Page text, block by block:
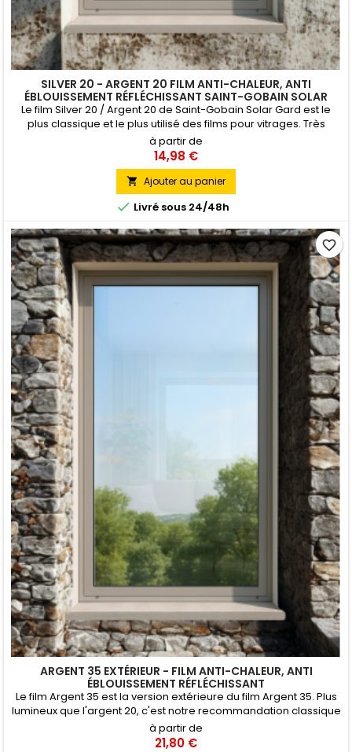
SILVER 20 - ARGENT 20 FILM ANTI-CHALEUR, ANTI
ÉBLOUISSEMENT RÉFLÉCHISSANT SAINT-GOBAIN SOLAR
GARD
Le film Silver 20 / Argent 20 de Saint-Gobain Solar Gard est le
plus classique et le plus utilisé des films pour vitrages. Très
efficace contre l'éblouissement et la chaleur, il est
principalement appliqué sur des surfaces vitrées de bureaux,
d'établissements administratifs ou scolaires.Il bénéficie de l'Avis
Technique favorable du CSTB. Pose Intérieure
à partir de
14,98 €
 Ajouter au panier
 Livré sous 24/48h
ARGENT 35 EXTÉRIEUR - FILM ANTI-CHALEUR, ANTI
ÉBLOUISSEMENT RÉFLÉCHISSANT
Le film Argent 35 est la version extérieure du film Argent 35. Plus
lumineux que l'argent 20, c'est notre recommandation classique
pour une application chez un particulier. Pose Extérieure
à partir de
21,80 €
favorite_border